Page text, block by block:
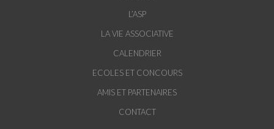
L’ASP
LA VIE ASSOCIATIVE
CALENDRIER
ECOLES ET CONCOURS
AMIS ET PARTENAIRES
CONTACT